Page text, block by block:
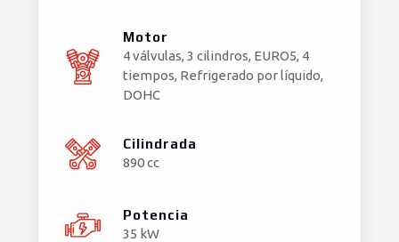
Motor
4 válvulas, 3 cilindros, EURO5, 4
tiempos, Refrigerado por líquido,
DOHC
Cilindrada
890 cc
Potencia
35 kW